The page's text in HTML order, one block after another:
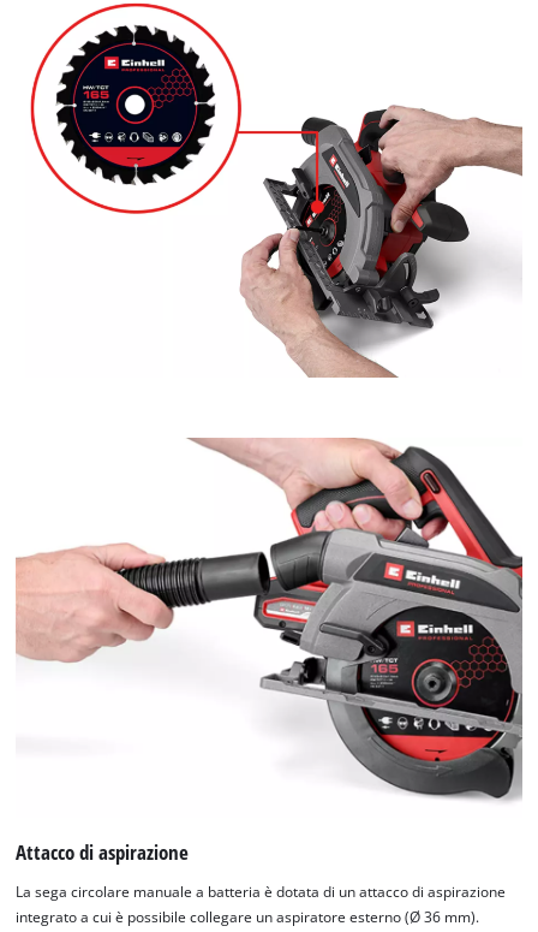
Attacco di aspirazione
La sega circolare manuale a batteria è dotata di un attacco di aspirazione
integrato a cui è possibile collegare un aspiratore esterno (Ø 36 mm).